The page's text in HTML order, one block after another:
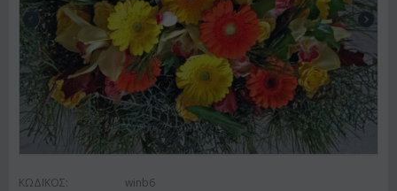
ΚΩΔΙΚΟΣ: winb6